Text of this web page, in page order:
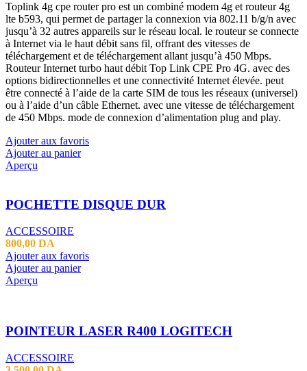
Toplink 4g cpe router pro est un combiné modem 4g et routeur 4g
lte b593, qui permet de partager la connexion via 802.11 b/g/n avec
jusqu’à 32 autres appareils sur le réseau local. le routeur se connecte
à Internet via le haut débit sans fil, offrant des vitesses de
téléchargement et de téléchargement allant jusqu’à 450 Mbps.
Routeur Internet turbo haut débit Top Link CPE Pro 4G. avec des
options bidirectionnelles et une connectivité Internet élevée. peut
être connecté à l’aide de la carte SIM de tous les réseaux (universel)
ou à l’aide d’un câble Ethernet. avec une vitesse de téléchargement
de 450 Mbps. mode de connexion d’alimentation plug and play.
Ajouter aux favoris
Ajouter au panier
Aperçu
POCHETTE DISQUE DUR
ACCESSOIRE
800,00 DA
Ajouter aux favoris
Ajouter au panier
Aperçu
POINTEUR LASER R400 LOGITECH
ACCESSOIRE